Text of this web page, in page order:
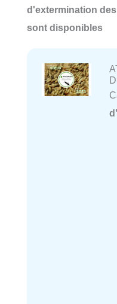
d'extermination
sont disponibles